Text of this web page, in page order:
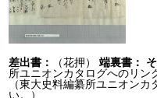
差出書： （花押） 端裏書：
所ユニオンカタログへのリン
（東大史料編纂所ユニオン
い。）